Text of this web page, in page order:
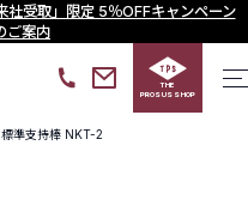
社受取」限定 5％OFFキャンペーン
ご案内
THE
PROSUS SHOP
標準支持棒 NKT-2